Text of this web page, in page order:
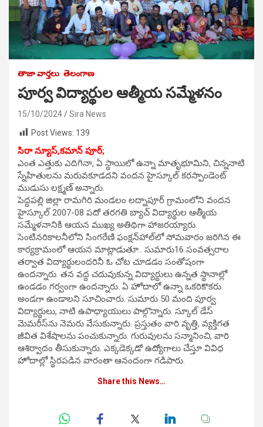
తాజా వార్తలు తెలంగాణ
పూర్వ విద్యార్థుల ఆత్మీయ సమ్మేళనం
15/10/2024
Sira News
Post Views: 139
సిరా న్యూస్,కమాన్ పూర్;
ఎంత ఎత్తుకు ఎదిగినా, ఏ స్థాయిలో ఉన్నా మాతృభూమిని, చిన్ననాటి
స్నేహితులను మరువకూడదని వందన హైస్కూల్ కరస్పాండెంట్
ముడుసు లక్ష్మణ్ అన్నారు.
పెద్దపల్లి జిల్లా రామగిరి మండలం లద్నాపూర్ గ్రామంలోని వందన
హైస్కూల్ 2007-08 పదో తరగతి బ్యాచ్‌ విద్యార్థుల ఆత్మీయ
సమ్మేళనానికి ఆయన ముఖ్య అతిథిగా హాజరయ్యారు.
సెంటినరికాలనీలోని సింగరేణి ఫంక్షన్‌హా‌ల్‌లో సోమవారం జరిగిన ఈ
కార్యక్రామంలో ఆయన మాట్లాడుతూ.. సుమారు‌16 సంవత్సరాల
తర్వాత విద్యార్థులందరినీ ఓ చోట చూడడం సంతోషంగా
ఉందన్నారు. తన వద్ద చదువుకున్న విద్యార్థులు ఉన్నత స్థానాల్లో
ఉండడం గర్వంగా ఉందన్నారు. ఏ హోదాలో ఉన్నా ఒకరికొకరు
అండగా ఉండాలని సూచించారు‌. సుమారు 50 మంది పూర్వ
విద్యార్థులు, నాటి ఉపాధ్యాయులు పాల్గొన్నారు. స్కూల్ డేస్
మెమరీస్‌ను నెమరు వేసుకున్నారు. ప్రస్తుతం వారి వృత్తి, వ్యక్తిగత
జీవిత విశేషాలను పంచుకున్నారు‌. గురువులను సన్మానించి, వారి
ఆశిర్వాదం తీసుకున్నారు. ఎక్కడెక్కడో ఉద్యోగాలు చేస్తూ వివిధ
హోదాల్లో స్థిరపడిన వారంతా ఆనందంగా గడిపారు.
Share this News…